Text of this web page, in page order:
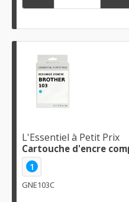
L'Essentiel à Petit Prix
1
GNE103C